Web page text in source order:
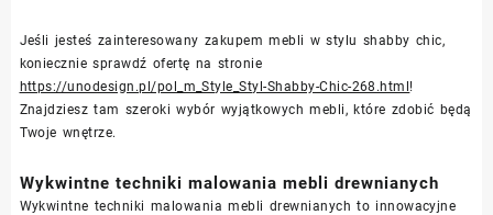
Jeśli jesteś zainteresowany zakupem mebli w stylu shabby chic,
koniecznie sprawdź ofertę na stronie
https://unodesign.pl/pol_m_Style_Styl-Shabby-Chic-268.html!
Znajdziesz tam szeroki wybór wyjątkowych mebli, które zdobić będą
Twoje wnętrze.
Wykwintne techniki malowania mebli drewnianych
Wykwintne techniki malowania mebli drewnianych to innowacyjne